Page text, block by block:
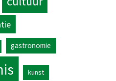
gastronomie
kunst